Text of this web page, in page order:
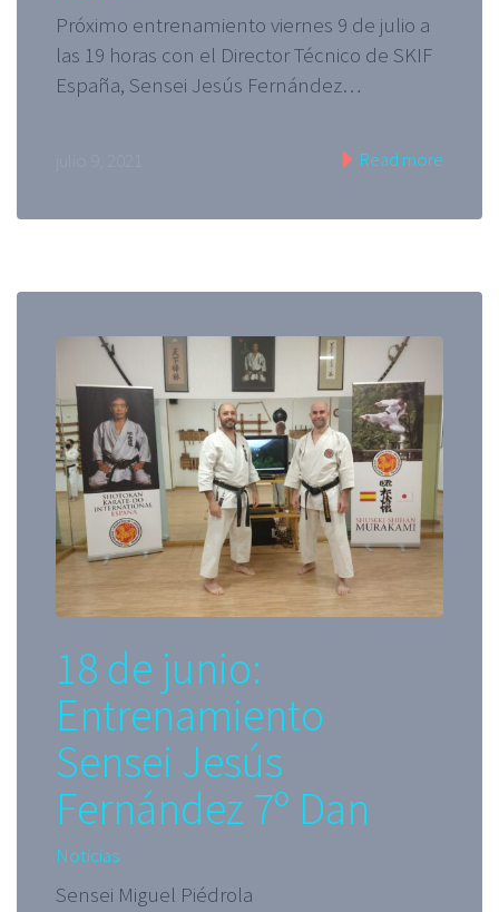
Próximo entrenamiento viernes 9 de julio a
las 19 horas con el Director Técnico de SKIF
España, Sensei Jesús Fernández…
Read more
18 de junio:
Entrenamiento
Sensei Jesús
Fernández 7º Dan
Noticias
Sensei Miguel Piédrola